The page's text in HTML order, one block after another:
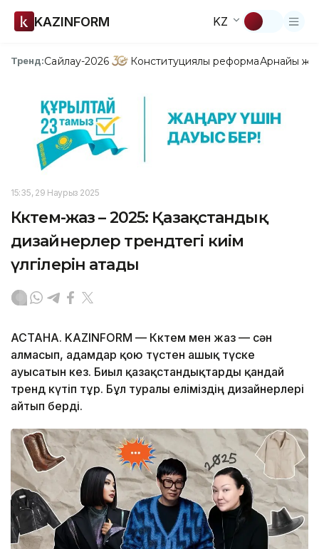
KAZINFORM KZ
Тренд:Сайлау-2026 Конституциялық реформаАрнайы
15:35, 29 Наурыз 2025
Көктем-жаз – 2025: Қазақстандық
дизайнерлер трендтегі киім
үлгілерін атады
АСТАНА. KAZINFORM — Көктем мен жаз — сән
алмасып, адамдар қою түстен ашық түске
ауысатын кез. Биыл қазақстандықтарды қандай
тренд күтіп тұр. Бұл туралы еліміздің дизайнерлері
айтып берді.